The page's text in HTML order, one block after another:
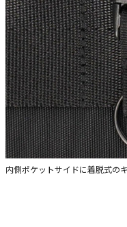
内側ポケットサイドに着脱式の